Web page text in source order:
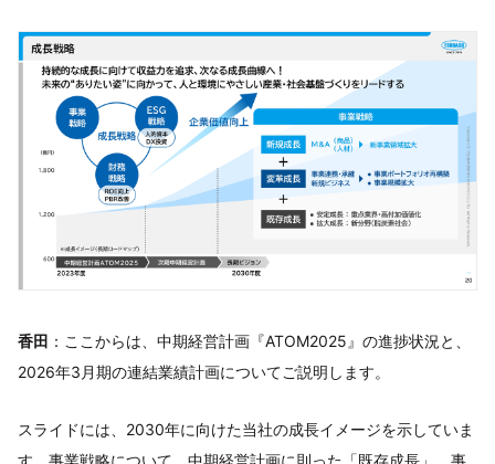
香田 ：ここからは、中期経営計画『ATOM2025』の進捗状況と、
2026年3月期の連結業績計画についてご説明します。
スライドには、2030年に向けた当社の成長イメージを示していま
す。事業戦略について、中期経営計画に則った「既存成長」、事